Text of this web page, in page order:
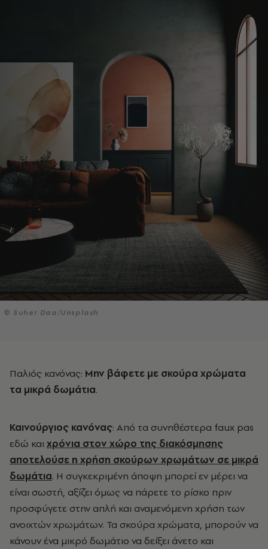
© Suher Daa/Unsplash
Παλιός κανόνας: Μην βάφετε με σκούρα χρώματα
τα μικρά δωμάτια.
Καινούργιος κανόνας: Από τα συνηθέστερα faux pas
εδώ και χρόνια στον χώρο της διακόσμησης
αποτελούσε η χρήση σκούρων χρωμάτων σε μικρά
δωμάτια. Η συγκεκριμένη άποψη μπορεί εν μέρει να
είναι σωστή, αξίζει όμως να πάρετε το ρίσκο πριν
προσφύγετε στην απλή και αναμενόμενη χρήση των
ανοιχτών χρωμάτων. Τα σκούρα χρώματα, μπορούν να
κάνουν ένα μικρό δωμάτιο να δείξει άνετο και